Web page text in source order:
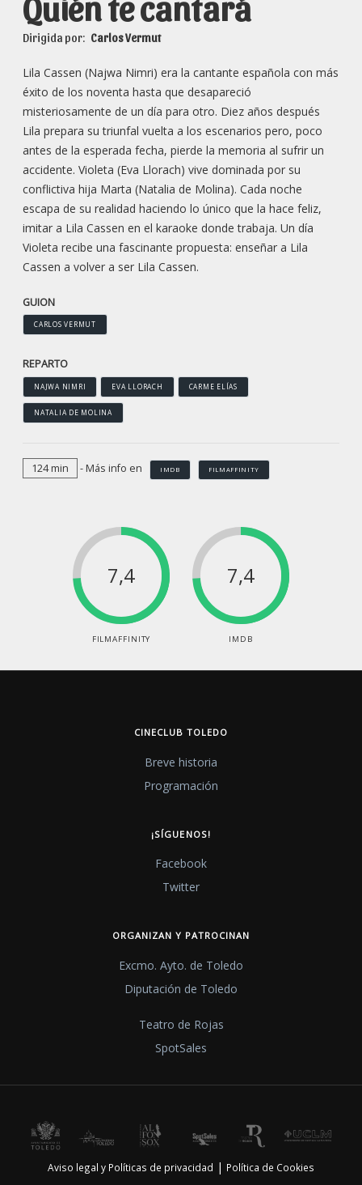
Dirigida por: Carlos Vermut
Lila Cassen (Najwa Nimri) era la cantante española con más
éxito de los noventa hasta que desapareció
misteriosamente de un día para otro. Diez años después
Lila prepara su triunfal vuelta a los escenarios pero, poco
antes de la esperada fecha, pierde la memoria al sufrir un
accidente. Violeta (Eva Llorach) vive dominada por su
conflictiva hija Marta (Natalia de Molina). Cada noche
escapa de su realidad haciendo lo único que la hace feliz,
imitar a Lila Cassen en el karaoke donde trabaja. Un día
Violeta recibe una fascinante propuesta: enseñar a Lila
Cassen a volver a ser Lila Cassen.
GUION
CARLOS VERMUT
REPARTO
NAJWA NIMRI EVA LLORACH CARME ELÍAS
NATALIA DE MOLINA
124 min - Más info en IMDB FILMAFFINITY
7,4
FILMAFFINITY
7,4
IMDB
CINECLUB TOLEDO
Breve historia
Programación
¡SÍGUENOS!
Facebook
Twitter
ORGANIZAN Y PATROCINAN
Excmo. Ayto. de Toledo
Diputación de Toledo
Teatro de Rojas
SpotSales
Aviso legal y Políticas de privacidad | Política de Cookies